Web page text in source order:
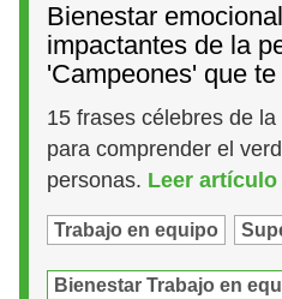
Bienestar
impactantes de la
'Campeones' que
15 frases célebres de
para comprender el
personas. Leer artículo
Trabajo en equipo
Bienestar Trabajo en